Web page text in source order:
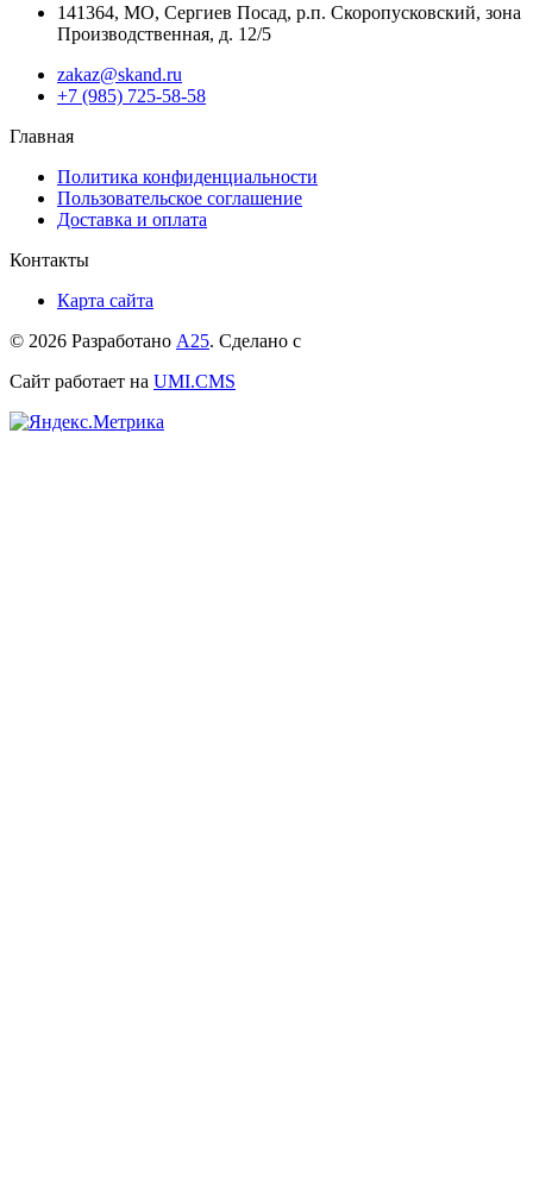
141364, МО, Сергиев Посад, р.п. Скоропусковский, зона
Производственная, д. 12/5
zakaz@skand.ru
+7 (985) 725-58-58
Главная
Политика конфиденциальности
Пользовательское соглашение
Доставка и оплата
Контакты
Карта сайта
© 2026 Разработано А25. Сделано с
Сайт работает на UMI.CMS